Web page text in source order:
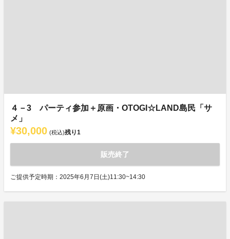
４－3 パーティ参加＋原画・OTOGI☆LAND島民「サ
メ」
¥30,000 (税込)残り1
販売終了
ご提供予定時期：2025年6月7日(土)11:30~14:30